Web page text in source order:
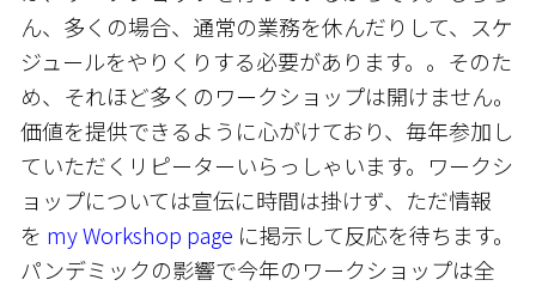
ん、多くの場合、通常の業務を休んだりして、スケ
ジュールをやりくりする必要があります。。そのた
め、それほど多くのワークショップは開けません。
価値を提供できるように心がけており、毎年参加し
ていただくリピーターいらっしゃいます。ワークシ
ョップについては宣伝に時間は掛けず、ただ情報
を my Workshop page に掲示して反応を待ちます。
パンデミックの影響で今年のワークショップは全